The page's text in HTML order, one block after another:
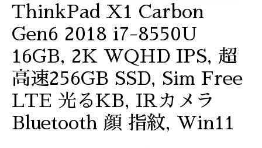
ThinkPad X1 Carbon
Gen6 2018 i7-8550U
16GB, 2K WQHD IPS, 超
高速256GB SSD, Sim Free
LTE 光るKB, IRカメラ
Bluetooth 顔 指紋, Win11